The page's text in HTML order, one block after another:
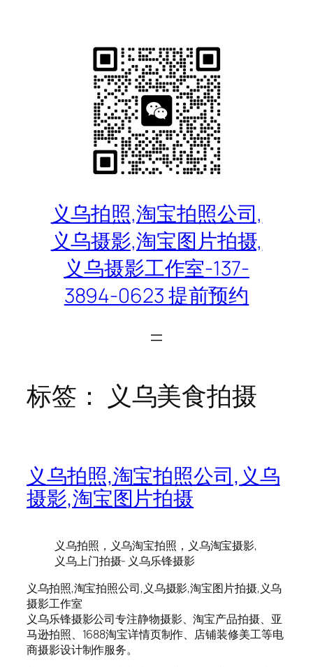
义乌拍照,淘宝拍照公司,
义乌摄影,淘宝图片拍摄,
义乌摄影工作室-137-
3894-0623 提前预约
标签： 义乌美食拍摄
义乌拍照,淘宝拍照公司,义乌
摄影,淘宝图片拍摄
义乌拍照，义乌淘宝拍照，义乌淘宝摄影,
义乌上门拍摄- 义乌乐锋摄影
义乌拍照,淘宝拍照公司,义乌摄影,淘宝图片拍摄,义乌
摄影工作室
义乌乐锋摄影公司专注静物摄影、淘宝产品拍摄、亚
马逊拍照、1688淘宝详情页制作、店铺装修美工等电
商摄影设计制作服务。